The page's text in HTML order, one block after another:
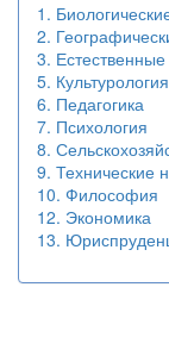
1.
2.
3. Естественные
5. Культурология
6. Педагогика
7. Психология
8.
9. Технические
10. Философия
12. Экономика
13.